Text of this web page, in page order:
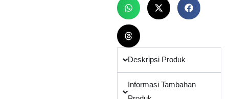
Deskripsi Produk
Informasi Tambahan